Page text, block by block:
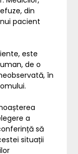
din
pacient
este
de o
în
a
să
situații